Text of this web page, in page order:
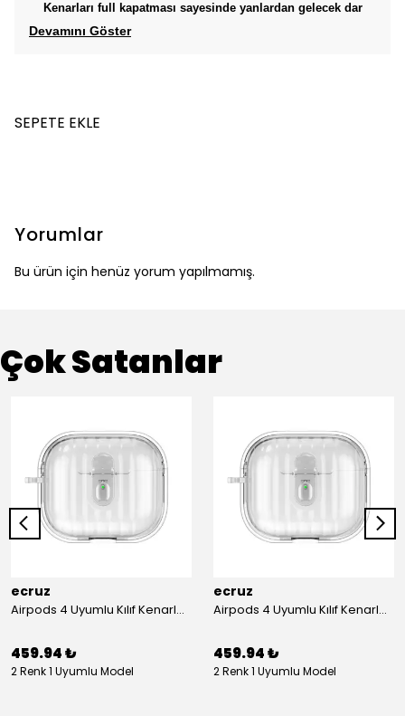
Kenarları full kapatması sayesinde yanlardan gelecek dar
Devamını Göster
SEPETE EKLE
Yorumlar
Bu ürün için henüz yorum yapılmamış.
Çok Satanlar
ecruz
Airpods 4 Uyumlu Kılıf Kenarları Renkli Şeffaf Dilimli Silikon Ecruz Airbag 40 Uyumlu Kılıf
459.94 ₺
2 Renk 1 Uyumlu Model
ecruz
Airpods 4 Uyumlu Kılıf Kenarları Renkli Şeffaf Dilimli Silikon Ecruz Airbag 40 Uyumlu Kılıf
459.94 ₺
2 Renk 1 Uyumlu Model